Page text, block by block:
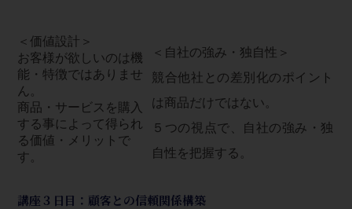
＜価値設計＞
お客様が欲しいのは機
能・特徴ではありませ
ん。
商品・サービスを購入
する事によって得られ
る価値・メリットで
す。
＜自社の強み・独自性＞
競合他社との差別化のポイント
は商品だけではない。
５つの視点で、自社の強み・独
自性を把握する。
講座３日目：顧客との信頼関係構築